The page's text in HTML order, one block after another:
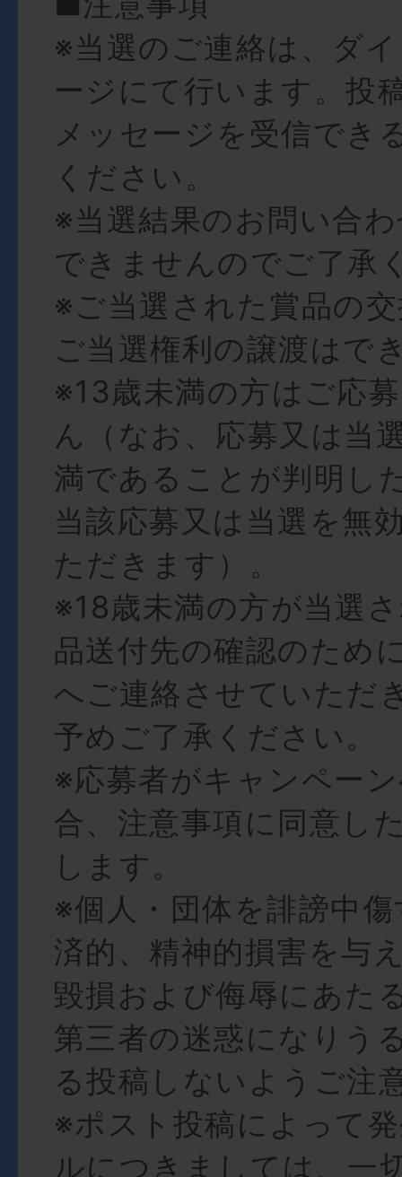
※当選のご連絡は、ダ
ージにて行います。投
メッセージを受信でき
ください。
※当選結果のお問い合
できませんのでご了承
※ご当選された賞品の
ご当選権利の譲渡はで
※13歳未満の方はご応
ん（なお、応募又は当
満であることが判明し
当該応募又は当選を無
ただきます）。
※18歳未満の方が当選
品送付先の確認のため
へご連絡させていただ
予めご了承ください。
※応募者がキャンペー
合、注意事項に同意し
します。
※個人・団体を誹謗中
済的、精神的損害を与
毀損および侮辱にあた
第三者の迷惑になりう
る投稿しないようご注
※ポスト投稿によって
ルにつきましては、一